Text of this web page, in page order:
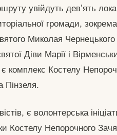
увійдуть дев’ять
громади,
Миколая Чернецького
Діви Марії і
комплекс Костелу
Пінзеля.
є волонтерська
Костелу Непорочного